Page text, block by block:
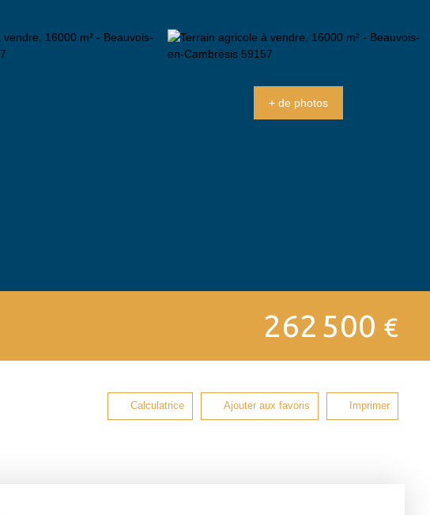
+ de photos
262 500 €
Calculatrice Ajouter aux favoris Imprimer